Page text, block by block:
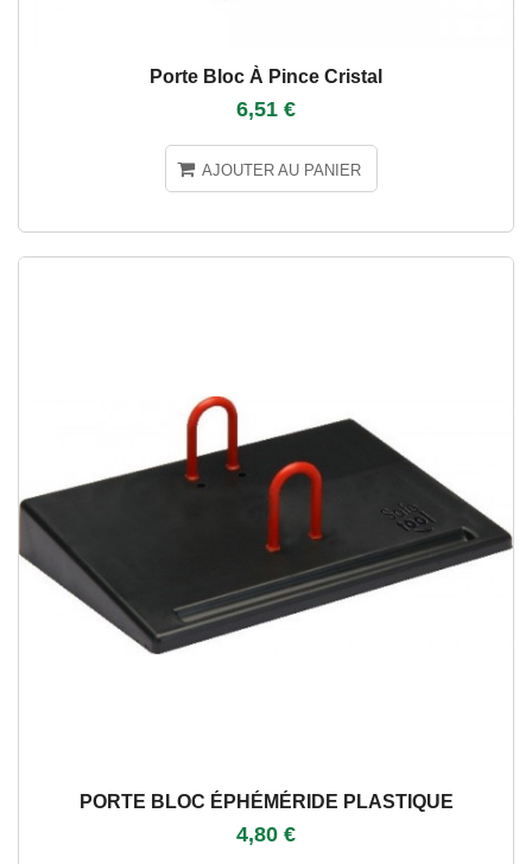
Porte Bloc À Pince Cristal
6,51 €
AJOUTER AU PANIER
PORTE BLOC ÉPHÉMÉRIDE PLASTIQUE
4,80 €